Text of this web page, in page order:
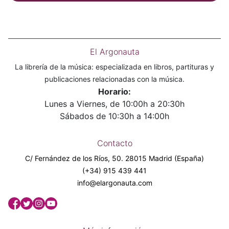
El Argonauta
La librería de la música: especializada en libros, partituras y
publicaciones relacionadas con la música.
Horario:
Lunes a Viernes, de 10:00h a 20:30h
Sábados de 10:30h a 14:00h
Contacto
C/ Fernández de los Ríos, 50. 28015 Madrid (España)
(+34) 915 439 441
info@elargonauta.com